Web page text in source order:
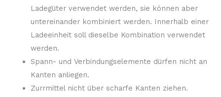
Ladegüter verwendet werden, sie können aber
untereinander kombiniert werden. Innerhalb einer
Ladeeinheit soll dieselbe Kombination verwendet
werden.
Spann- und Verbindungselemente dürfen nicht an
Kanten anliegen.
Zurrmittel nicht über scharfe Kanten ziehen.